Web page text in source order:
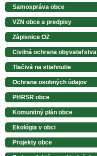
Samospráva obce
VZN obce a predpisy
Zápisnice OZ
Civilná ochrana obyvateľstva
Tlačivá na stiahnutie
Ochrana osobných údajov
PHRSR obce
Komunitný plán obce
Ekológia v obci
Projekty obce